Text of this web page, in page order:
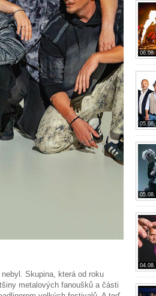
Skupina, která od roku
metalových fanoušků a části
06.08.
05.08.
05.08.
04.08.